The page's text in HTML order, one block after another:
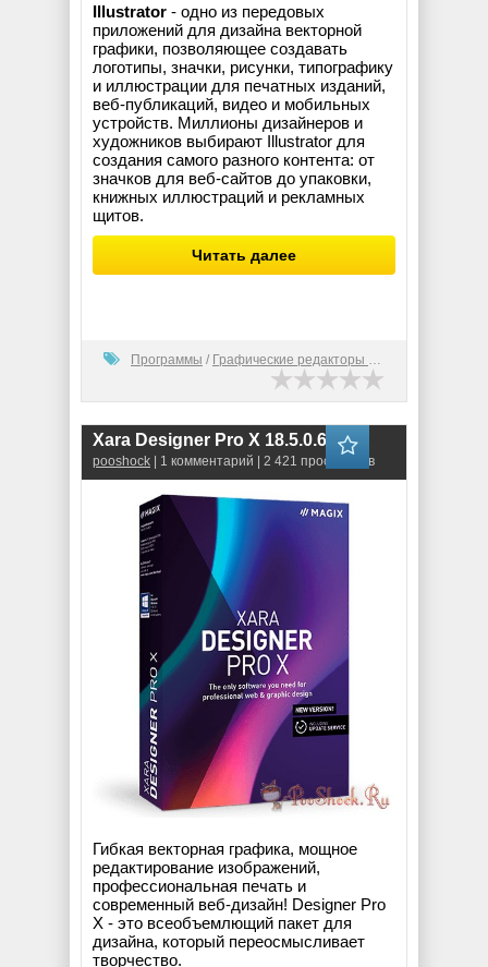
Illustrator - одно из передовых
приложений для дизайна векторной
графики, позволяющее создавать
логотипы, значки, рисунки, типографику
и иллюстрации для печатных изданий,
веб-публикаций, видео и мобильных
устройств. Миллионы дизайнеров и
художников выбирают Illustrator для
создания самого разного контента: от
значков для веб-сайтов до упаковки,
книжных иллюстраций и рекламных
щитов.
Читать далее
Программы / Графические редакторы (2D)
Xara Designer Pro X 18.5.0.63630
pooshock | 1 комментарий | 2 421 просмотров
Гибкая векторная графика, мощное
редактирование изображений,
профессиональная печать и
современный веб-дизайн! Designer Pro
X - это всеобъемлющий пакет для
дизайна, который переосмысливает
творчество.